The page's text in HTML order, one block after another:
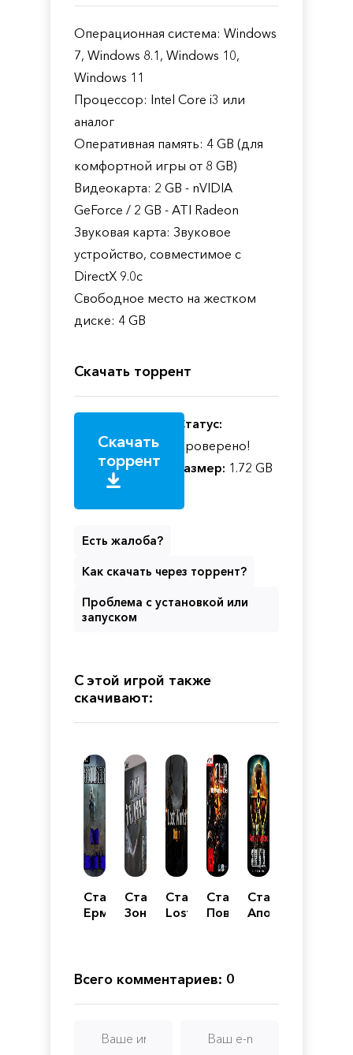
Операционная система: Windows
7, Windows 8.1, Windows 10,
Windows 11
Процессор: Intel Core i3 или
аналог
Оперативная память: 4 GB (для
комфортной игры от 8 GB)
Видеокарта: 2 GB - nVIDIA
GeForce / 2 GB - ATI Radeon
Звуковая карта: Звуковое
устройство, совместимое с
DirectX 9.0с
Свободное место на жестком
диске: 4 GB
Скачать торрент
Скачать
торрент
Статус:
Проверено!
Размер: 1.72 GB
Есть жалоба?
Как скачать через торрент?
Проблема с установкой или
запуском
С этой игрой также
скачивают:
Сталкер
Ермак
Сталкер
Зона
Сталкер
Lost
Сталкер
Повелитель
Сталкер
Апокалипсис
Всего комментариев: 0